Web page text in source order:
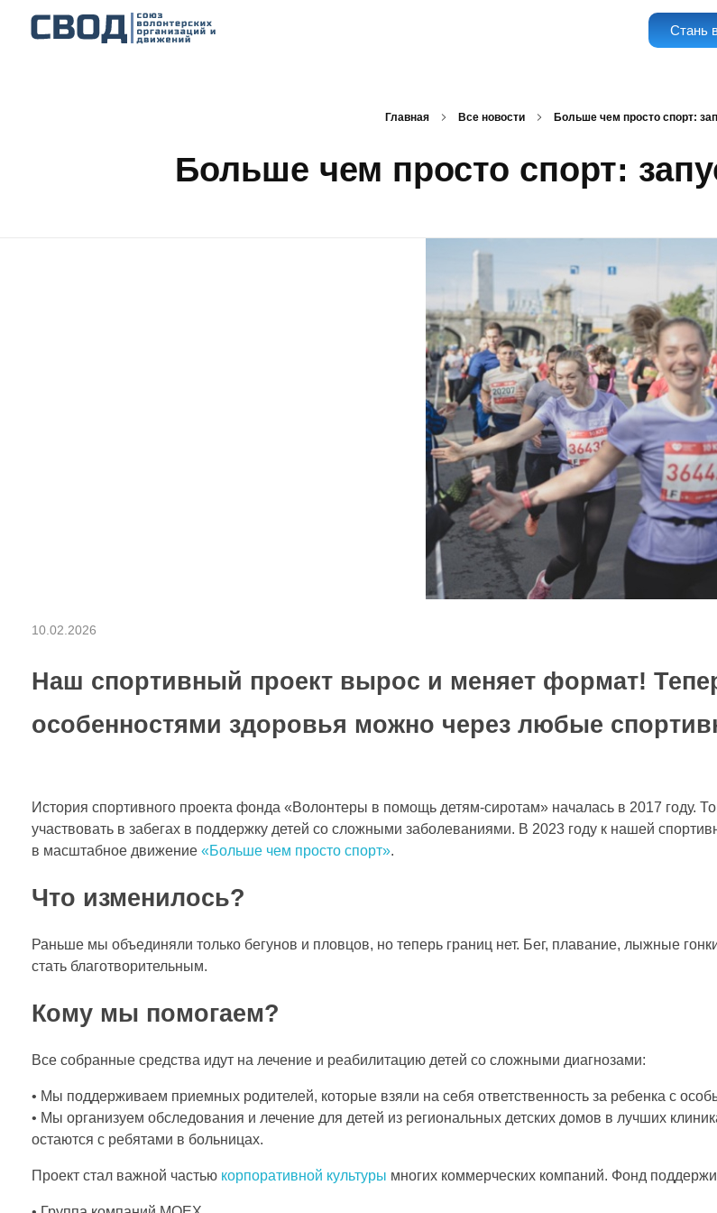
Стань
Главная Все новости Больше чем просто спорт:
Больше чем просто спорт:
Б
о
л
ш
е
м
п
р
о
10.02.2026
Наш спортивный проект вырос и меняет формат!
особенностями здоровья можно через любые
История спортивного проекта фонда «Волонтеры в помощь детям-сиротам» началась в 2017 году.
участвовать в забегах в поддержку детей со сложными заболеваниями. В 2023 году к нашей
в масштабное движение «Больше чем просто спорт».
Что изменилось?
Раньше мы объединяли только бегунов и пловцов, но теперь границ нет. Бег, плавание, лыжные
стать благотворительным.
Кому мы помогаем?
Все собранные средства идут на лечение и реабилитацию детей со сложными диагнозами:
• Мы поддерживаем приемных родителей, которые взяли на себя ответственность за ребенка с
• Мы организуем обследования и лечение для детей из региональных детских домов в лучших
остаются с ребятами в больницах.
Проект стал важной частью корпоративной культуры многих коммерческих компаний. Фонд